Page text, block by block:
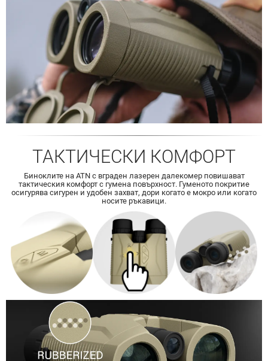
ТАКТИЧЕСКИ КОМФОРТ
Биноклите на ATN с вграден лазерен далекомер повишават
тактическия комфорт с гумена повърхност. Гуменото покритие
осигурява сигурен и удобен захват, дори когато е мокро или когато
носите ръкавици.